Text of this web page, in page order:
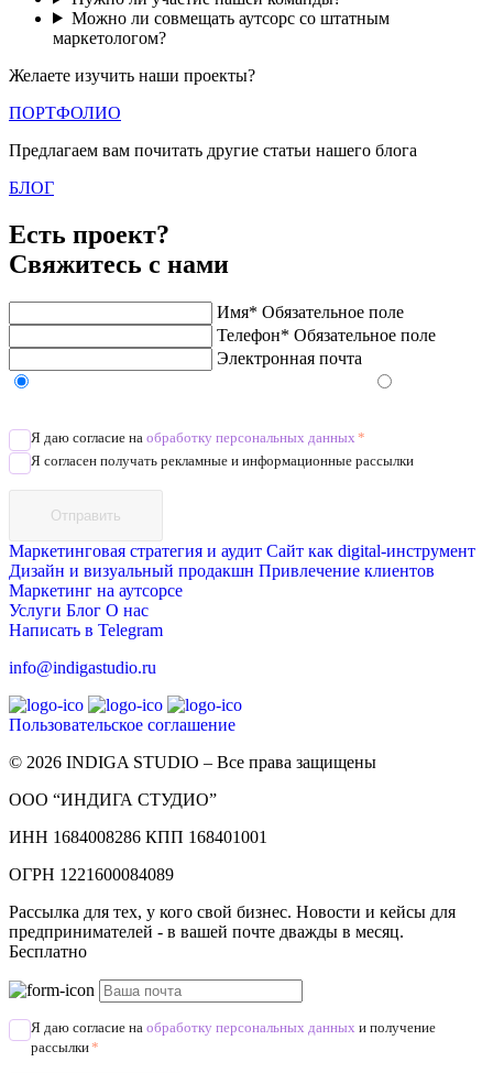
Можно ли совмещать аутсорс со штатным
маркетологом?
Желаете изучить наши проекты?
ПОРТФОЛИО
Предлагаем вам почитать другие статьи нашего блога
БЛОГ
Есть проект?
Свяжитесь с нами
Имя* Обязательное поле
Телефон* Обязательное поле
Электронная почта
Я даю согласие на обработку персональных данных *
Я согласен получать рекламные и информационные рассылки
Отправить
Маркетинговая стратегия и аудит Сайт как digital-инструмент
Дизайн и визуальный продакшн Привлечение клиентов
Маркетинг на аутсорсе
Услуги Блог О нас
Написать в Telegram
info@indigastudio.ru
Пользовательское соглашение
© 2026 INDIGA STUDIO – Все права защищены
ООО “ИНДИГА СТУДИО”
ИНН 1684008286 КПП 168401001
ОГРН 1221600084089
Рассылка для тех, у кого свой бизнес. Новости и кейсы для
предпринимателей - в вашей почте дважды в месяц.
Бесплатно
Я даю согласие на обработку персональных данных и получение
рассылки*